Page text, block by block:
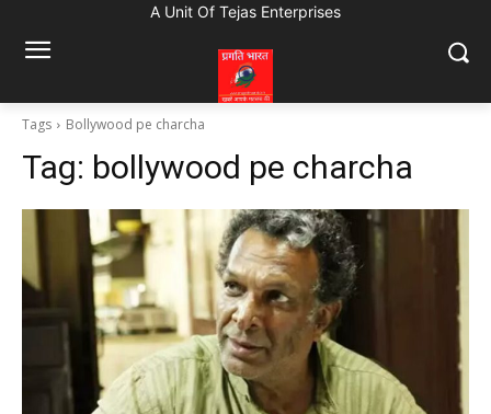
A Unit Of Tejas Enterprises
Tags Bollywood pe charcha
Tag: bollywood pe charcha